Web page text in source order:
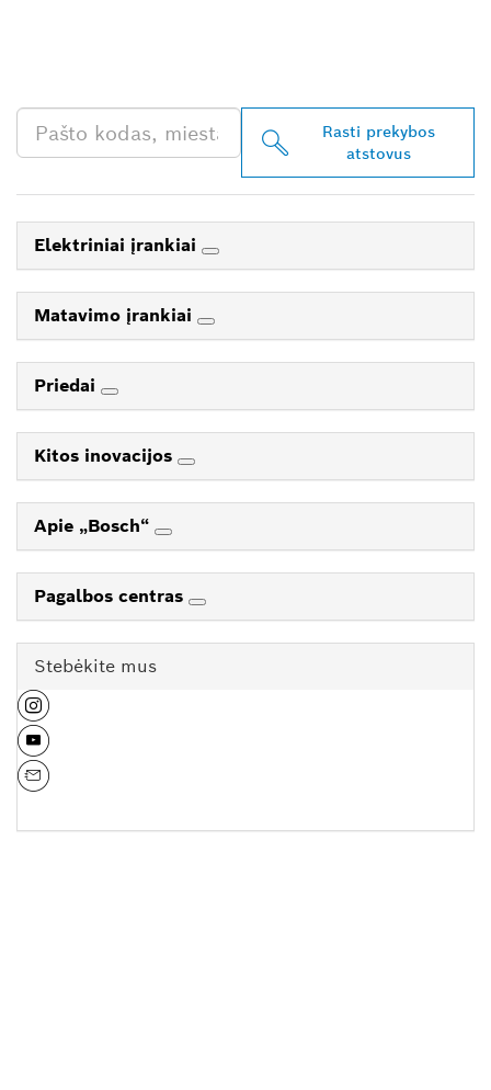
Rasti prekybos
atstovus
Elektriniai įrankiai
Matavimo įrankiai
Priedai
Kitos inovacijos
Apie „Bosch“
Pagalbos centras
Stebėkite mus